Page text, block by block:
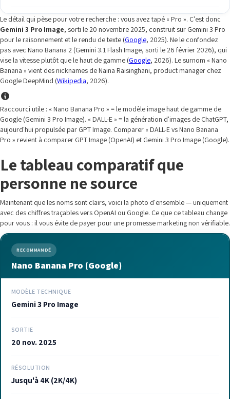
Le détail qui pèse pour votre recherche : vous avez tapé « Pro ». C'est donc
Gemini 3 Pro Image, sorti le 20 novembre 2025, construit sur Gemini 3 Pro
pour le raisonnement et le rendu de texte (Google, 2025). Ne le confondez
pas avec Nano Banana 2 (Gemini 3.1 Flash Image, sorti le 26 février 2026), qui
vise la vitesse plutôt que le haut de gamme (Google, 2026). Le surnom « Nano
Banana » vient des nicknames de Naina Raisinghani, product manager chez
Google DeepMind (Wikipedia, 2026).
Raccourci utile : « Nano Banana Pro » = le modèle image haut de gamme de
Google (Gemini 3 Pro Image). « DALL-E » = la génération d'images de ChatGPT,
aujourd'hui propulsée par GPT Image. Comparer « DALL-E vs Nano Banana
Pro » revient à comparer GPT Image (OpenAI) et Gemini 3 Pro Image (Google).
Le tableau comparatif que
personne ne source
Maintenant que les noms sont clairs, voici la photo d'ensemble — uniquement
avec des chiffres traçables vers OpenAI ou Google. Ce que ce tableau change
pour vous : il vous évite de payer pour une promesse marketing non vérifiable.
RECOMMANDÉ
Nano Banana Pro (Google)
MODÈLE TECHNIQUE
Gemini 3 Pro Image
SORTIE
20 nov. 2025
RÉSOLUTION
Jusqu'à 4K (2K/4K)